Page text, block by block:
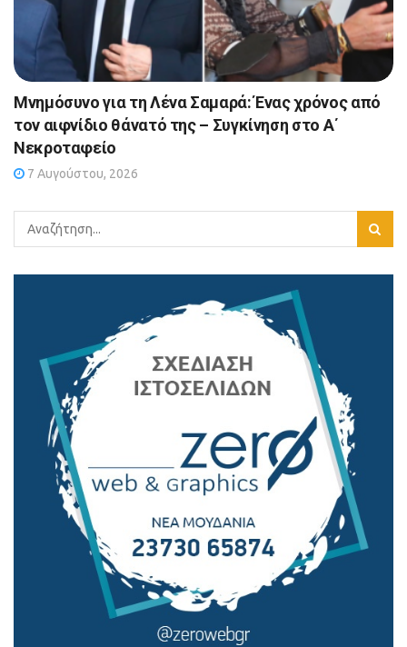
Μνημόσυνο για τη Λένα Σαμαρά: Ένας χρόνος από
τον αιφνίδιο θάνατό της – Συγκίνηση στο Α΄
Νεκροταφείο
7 Αυγούστου, 2026